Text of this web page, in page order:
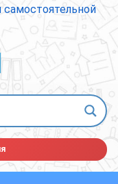
E-mail